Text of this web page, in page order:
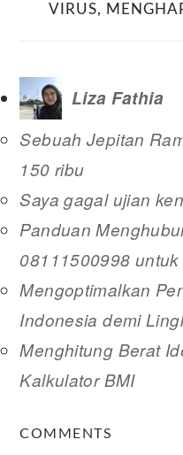
VIRUS,
Liza Fathia
Sebuah Jepitan
150 ribu
Saya gagal ujian
Panduan
08111500998
Mengoptimalkan
Indonesia demi
Menghitung Berat
Kalkulator BMI
INTERACTIONS
COMMENTS